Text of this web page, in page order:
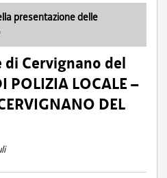
presentazione delle
di Cervignano del
POLIZIA LOCALE –
DEL